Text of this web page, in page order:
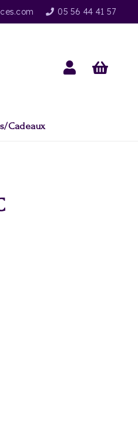
05 56 44 41 57
Cadeaux